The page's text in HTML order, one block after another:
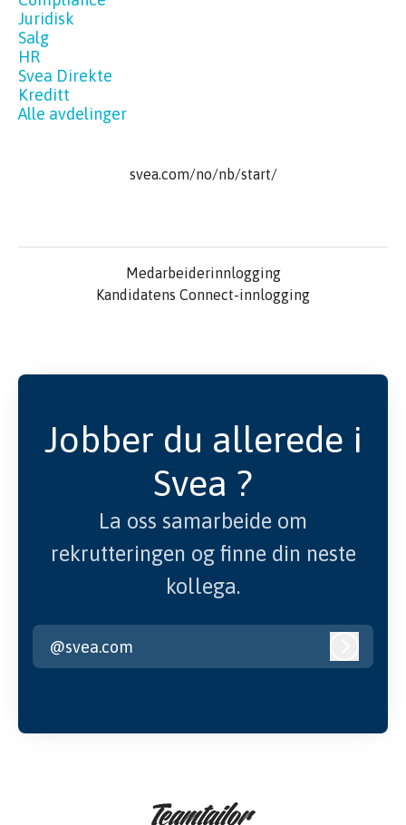
Juridisk
Salg
HR
Svea Direkte
Kreditt
Alle avdelinger
svea.com/no/nb/start/
Medarbeiderinnlogging
Kandidatens Connect-innlogging
Jobber du allerede i
Svea ?
La oss samarbeide om
rekrutteringen og finne din neste
kollega.
@svea.com